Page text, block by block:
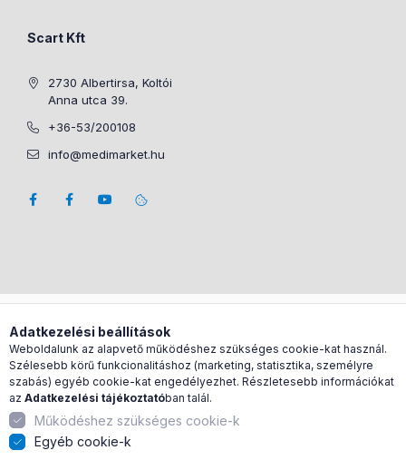
Scart Kft
2730 Albertirsa, Koltói
Anna utca 39.
+36-53/200108
info@medimarket.hu
Árukereső.hu
Adatkezelési beállítások
Weboldalunk az alapvető működéshez szükséges cookie-kat használ.
Szélesebb körű funkcionalitáshoz (marketing, statisztika, személyre
szabás) egyéb cookie-kat engedélyezhet. Részletesebb információkat
az Adatkezelési tájékoztatóban talál.
Működéshez szükséges cookie-k
Egyéb cookie-k